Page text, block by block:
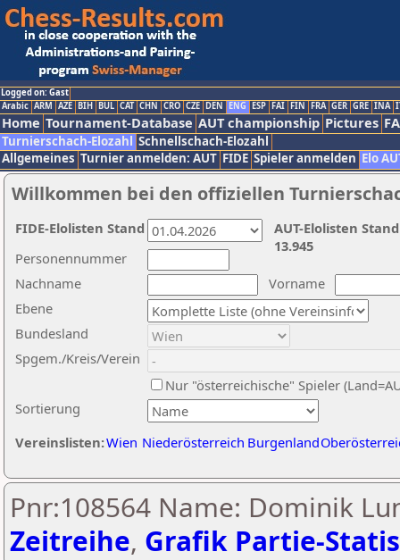
Logged on: Gast
Arabic ARM AZE BIH BUL CAT CHN CRO CZE DEN ENG ESP FAI FIN FRA GER GRE INA
Home Tournament-Database AUT championship Pictures
Turnierschach-Elozahl Schnellschach-Elozahl
Allgemeines Turnier anmelden: AUT FIDE Spieler anmelden Elo
Willkommen bei den offiziellen
Nachname
Vorname
Ebene
Sortierung
Personennummer
Bundesland
Spgem./Kreis/Verein
Nur "österreichische" Spieler
Vereinslisten:Wien Niederösterreich Burgenland
AUT-Elolisten
13.945
FIDE-Elolisten Stand
Pnr:108564 Name: Dominik
Zeitreihe, Grafik Partie-